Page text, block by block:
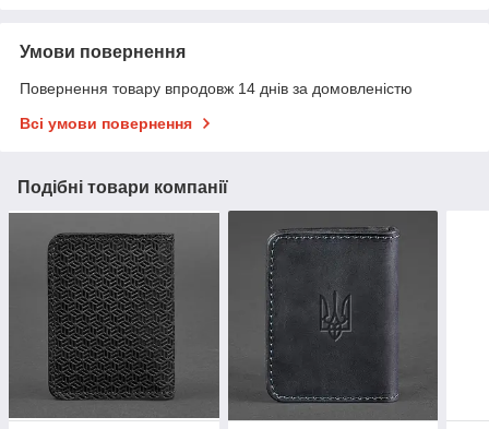
Умови повернення
Повернення товару впродовж 14 днів за домовленістю
Всі умови повернення
Подібні товари компанії